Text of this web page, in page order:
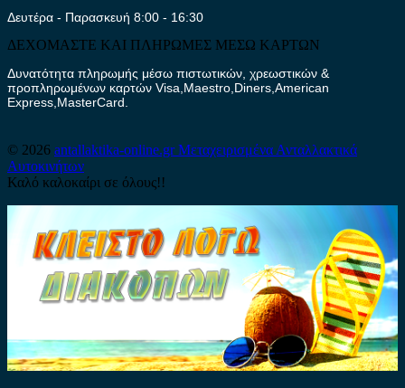
Δευτέρα - Παρασκευή 8:00 - 16:30
ΔΕΧΟΜΑΣΤΕ ΚΑΙ ΠΛΗΡΩΜΕΣ ΜΕΣΩ ΚΑΡΤΩΝ
Δυνατότητα πληρωμής μέσω πιστωτικών, χρεωστικών &
προπληρωμένων καρτών Visa,Maestro,Diners,American
Express,MasterCard.
© 2026 antallaktika-online.grΜεταχειρισμένα Ανταλλακτικά
Αυτοκινήτων
Καλό καλοκαίρι σε όλους!!